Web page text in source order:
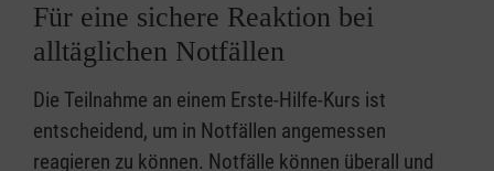
Für eine sichere Reaktion bei
alltäglichen Notfällen
Die Teilnahme an einem Erste-Hilfe-Kurs ist
entscheidend, um in Notfällen angemessen
reagieren zu können. Notfälle können überall und